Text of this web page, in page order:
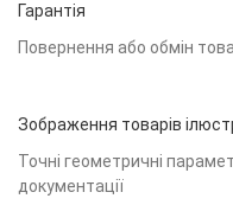
Гарантія
Повернення або обмін
Зображення товарів
Точні геометричні
документації